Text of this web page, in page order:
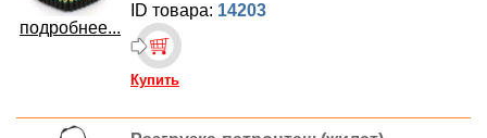
подробнее...
ID товара: 14203
Купить